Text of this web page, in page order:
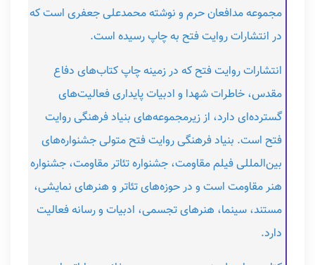
مجموعه مدافعان حرم و نوشته محمدعلی جعفری است که
در انتشارات روایت فتح به چاپ رسیده است.
انتشارات روایت فتح که در زمینه چاپ کتاب‌های دفاع
مقدس، خاطرات شهدا و ادبیات پایداری فعالیت‌های
گسترده‌ای دارد، از زیرمجموعه‌های بنیاد فرهنگی روایت
فتح است. بنیاد فرهنگی روایت فتح متولی جشنواره‌های
بین‌المللی فیلم مقاومت، جشنواره تئاتر مقاومت، جشنواره
هنر مقاومت است و در حوزه‌های تئاتر و هنرهای نمایشی،
مستند، سینما، هنرهای تجسمی، ادبیات و رسانه فعالیت
دارد.